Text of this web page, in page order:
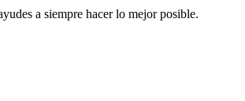
a siempre hacer lo mejor posible.